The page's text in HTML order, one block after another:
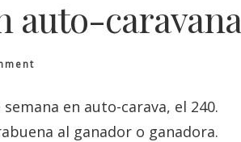
auto-caravana
De
Semana
en auto-carava, el 240.
al ganador o ganadora.